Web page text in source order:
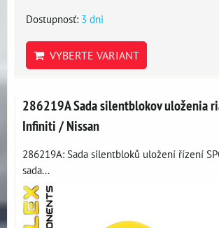
Dostupnosť: 3 dni
VYBERTE VARIANT
286219A Sada silentblokov uloženia
Infiniti / Nissan
286219A: Sada silentbloků uložení řízení
sada...